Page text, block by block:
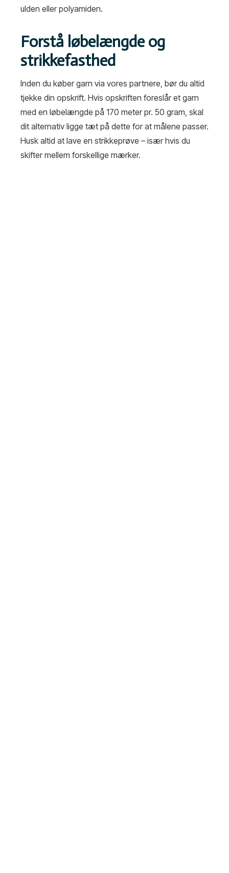
ulden eller polyamiden.
Forstå løbelængde og
strikkefasthed
Inden du køber garn via vores partnere, bør du altid
tjekke din opskrift. Hvis opskriften foreslår et garn
med en løbelængde på 170 meter pr. 50 gram, skal
dit alternativ ligge tæt på dette for at målene passer.
Husk altid at lave en strikkeprøve – især hvis du
skifter mellem forskellige mærker.